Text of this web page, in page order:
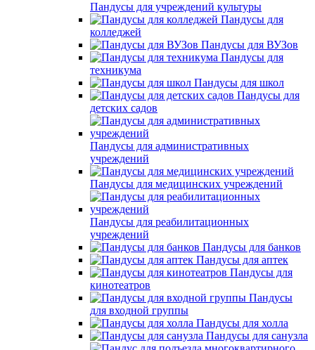
Пандусы для учреждений культуры
Пандусы для
колледжей
Пандусы для ВУЗов
Пандусы для
техникума
Пандусы для школ
Пандусы для
детских садов
Пандусы для административных
учреждений
Пандусы для медицинских учреждений
Пандусы для реабилитационных
учреждений
Пандусы для банков
Пандусы для аптек
Пандусы для
кинотеатров
Пандусы
для входной группы
Пандусы для холла
Пандусы для санузла